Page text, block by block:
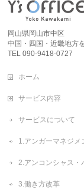
岡山県岡山市中区
中国・四国・近畿地方
TEL 090-9418-0727
ホーム
サービス内容
サービスについて
1.アンガーマネジメ
2.アンコンシャス・
3.働き方改革